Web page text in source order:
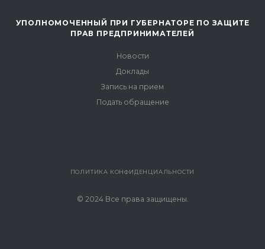
УПОЛНОМОЧЕННЫЙ ПРИ ГУБЕРНАТОРЕ ПО ЗАЩИТЕ
ПРАВ ПРЕДПРИНИМАТЕЛЕЙ
Новости
Доклады
Запись на прием
Подать обращение
ПОЛИТИКА КОНФИДЕНЦИАЛЬНОСТИ
© 2024 Все права защищены.